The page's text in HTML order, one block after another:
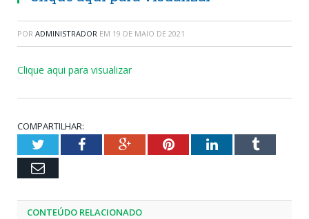
POR ADMINISTRADOR EM 19 DE MAIO DE 2021
Clique aqui para visualizar
COMPARTILHAR:
TwitterFacebookGoogle+PinterestLinkedInTumblr
Email
CONTEÚDO RELACIONADO